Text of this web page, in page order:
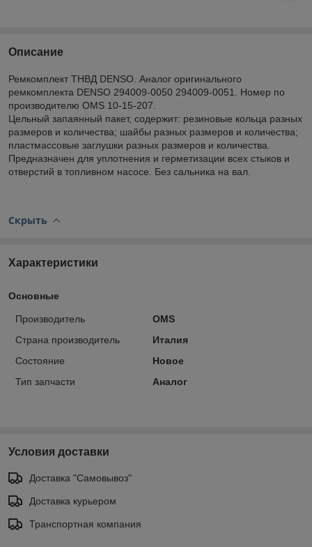
Описание
Ремкомплект ТНВД DENSO. Аналог оригинального
ремкомплекта DENSO 294009-0050 294009-0051. Номер по
производителю OMS 10-15-207.
Цельный запаянный пакет, содержит: резиновые кольца разных
размеров и количества; шайбы разных размеров и количества;
пластмассовые заглушки разных размеров и количества.
Предназначен для уплотнения и герметизации всех стыков и
отверстий в топливном насосе. Без сальника на вал.
Скрыть
Характеристики
Основные
Производитель
OMS
Страна производитель
Италия
Состояние
Новое
Тип запчасти
Аналог
Условия доставки
Доставка "Самовывоз"
Доставка курьером
Транспортная компания